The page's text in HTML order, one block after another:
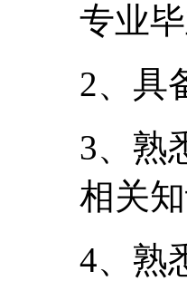
专业毕
2、具
3、熟
相关知
4、熟